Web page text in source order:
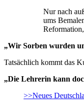
Nur nach
ums
„Wir Sorben wurden
Tatsächlich kommt das
„Die Lehrerin kann
>>Neues